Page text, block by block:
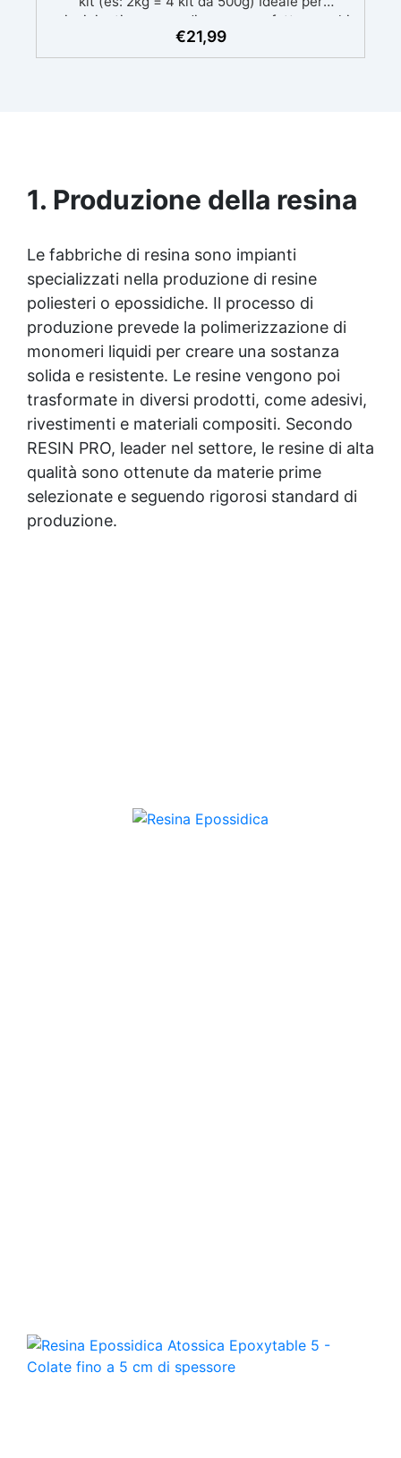
principianti: a prova di errore, perfetta per chi
inizia. Sempre lucida: garantisce una finitura
brillante e uniforme in ogni condizione.
€21,99
1. Produzione della resina
Le fabbriche di resina sono impianti
specializzati nella produzione di resine
poliesteri o epossidiche. Il processo di
produzione prevede la polimerizzazione di
monomeri liquidi per creare una sostanza
solida e resistente. Le resine vengono poi
trasformate in diversi prodotti, come adesivi,
rivestimenti e materiali compositi. Secondo
RESIN PRO, leader nel settore, le resine di alta
qualità sono ottenute da materie prime
selezionate e seguendo rigorosi standard di
produzione.